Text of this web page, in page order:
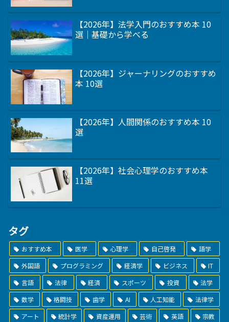
【2026年】法学入門のおすすめ本 10
選｜基礎から学べる
【2026年】ジャーナリングのおすすめ
本 10選
【2026年】人間関係のおすすめ本 10
選
【2026年】社会心理学のおすすめ本
11選
タグ
おすすめ本 医学 心理学 自己啓発
語学
外国語
プログラミング 経済学 ビジネス
IT
言語
法律 経済 スポーツ 投資
法学
数学
格闘技 歯学 AI 人工知能
法律学
アート
統計学 資産運用 芸術 英語 宗教